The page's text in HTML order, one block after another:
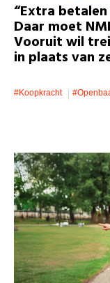
“Extra
Daar moet
Vooruit wil
in plaats van
#koopkracht